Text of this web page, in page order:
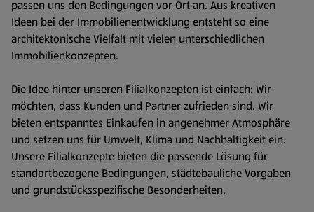
passen uns den Bedingungen vor Ort an. Aus kreativen
Ideen bei der Immobilienentwicklung entsteht so eine
architektonische Vielfalt mit vielen unterschiedlichen
Immobilienkonzepten.
Die Idee hinter unseren Filialkonzepten ist einfach: Wir
möchten, dass Kunden und Partner zufrieden sind. Wir
bieten entspanntes Einkaufen in angenehmer Atmosphäre
und setzen uns für Umwelt, Klima und Nachhaltigkeit ein.
Unsere Filialkonzepte bieten die passende Lösung für
standortbezogene Bedingungen, städtebauliche Vorgaben
und grundstücksspezifische Besonderheiten.